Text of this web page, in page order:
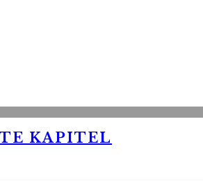
KAPITEL